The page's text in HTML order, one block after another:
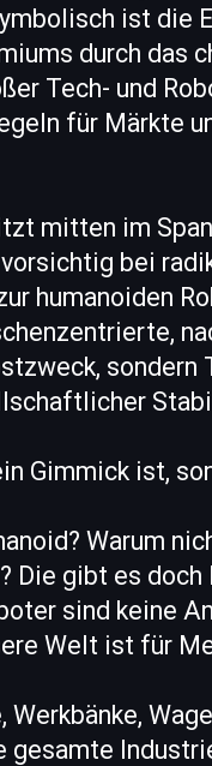
ist die
durch das
Tech- und
für Märkte
mitten im
bei
humanoiden
Gimmick ist,
Warum
Die gibt es doch
sind keine
Welt ist für
Werkbänke,
gesamte